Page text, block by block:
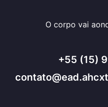
O corpo vai
+55 (15)